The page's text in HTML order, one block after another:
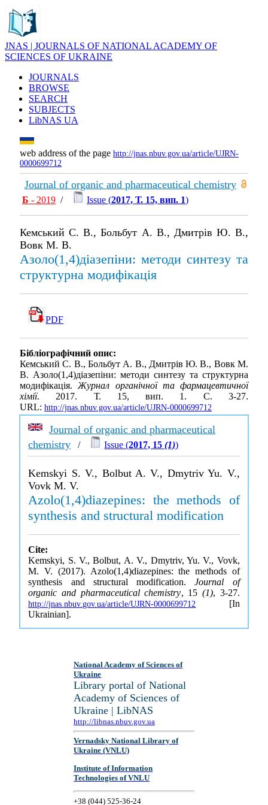
JNAS | JOURNALS OF NATIONAL ACADEMY OF
SCIENCES OF UKRAINE
JOURNALS
BROWSE
SEARCH
SUBJECTS
LibNAS UA
web address of the page http://jnas.nbuv.gov.ua/article/UJRN-
0000699712
Journal of organic and pharmaceutical chemistry
Б - 2019 / Issue (2017, Т. 15, вип. 1)
Кемський С. В., Больбут А. В., Дмитрів Ю. В.,
Вовк М. В.
Азоло(1,4)діазепіни: методи синтезу та
структурна модифікація
PDF
Бібліографічний опис:
Кемський С. В., Больбут А. В., Дмитрів Ю. В., Вовк М.
В. Азоло(1,4)діазепіни: методи синтезу та структурна
модифікація.Журнал органічної та фармацевтичної
хімії. 2017. Т. 15, вип. 1. С. 3-27.
URL: http://jnas.nbuv.gov.ua/article/UJRN-0000699712
Journal of organic and pharmaceutical
chemistry / Issue (2017, 15(1))
Kemskyi S. V., Bolbut A. V., Dmytriv Yu. V.,
Vovk M. V.
Azolo(1,4)diazepines: the methods of
synthesis and structural modification
Cite:
Kemskyi, S. V., Bolbut, A. V., Dmytriv, Yu. V., Vovk,
M. V. (2017). Azolo(1,4)diazepines: the methods of
synthesis and structural modification.Journal of
organic and pharmaceutical chemistry, 15 (1), 3-27.
http://jnas.nbuv.gov.ua/article/UJRN-0000699712 [In
Ukrainian].
National Academy of Sciences of
Ukraine
Library portal of National
Academy of Sciences of
Ukraine | LibNAS
http://libnas.nbuv.gov.ua
Vernadsky National Library of
Ukraine (VNLU)
Institute of Information
Technologies of VNLU
+38 (044) 525-36-24